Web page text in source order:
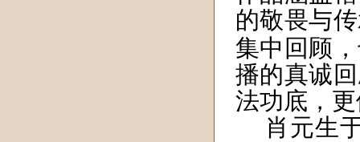
的敬畏与
集中回顾
播的真诚
法功底，
肖元生